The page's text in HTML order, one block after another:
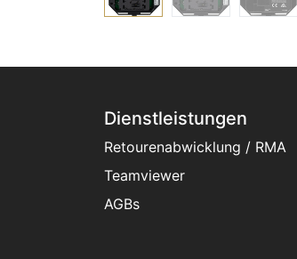
Dienstleistungen
Retourenabwicklung / RMA
Teamviewer
AGBs